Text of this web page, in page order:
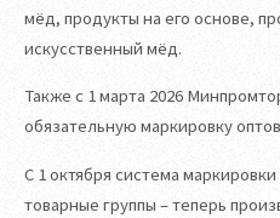
мёд, продукты на его основе,
искусственный мёд.
Также с 1 марта 2026
обязательную маркировку
С 1 октября система
товарные группы – теперь